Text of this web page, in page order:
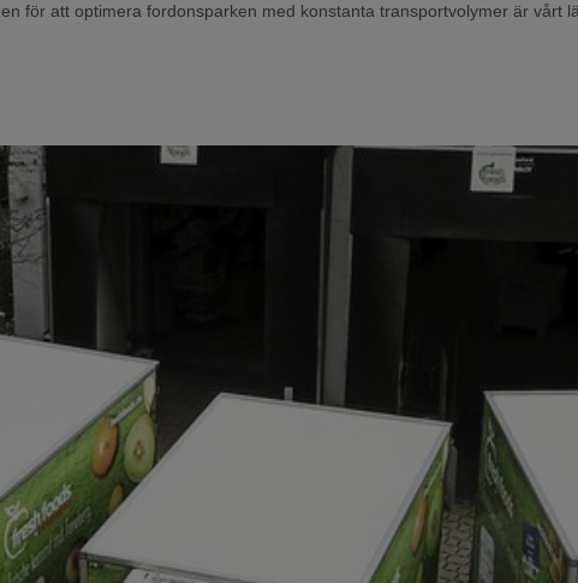
för att optimera fordonsparken med konstanta transportvolymer är vårt